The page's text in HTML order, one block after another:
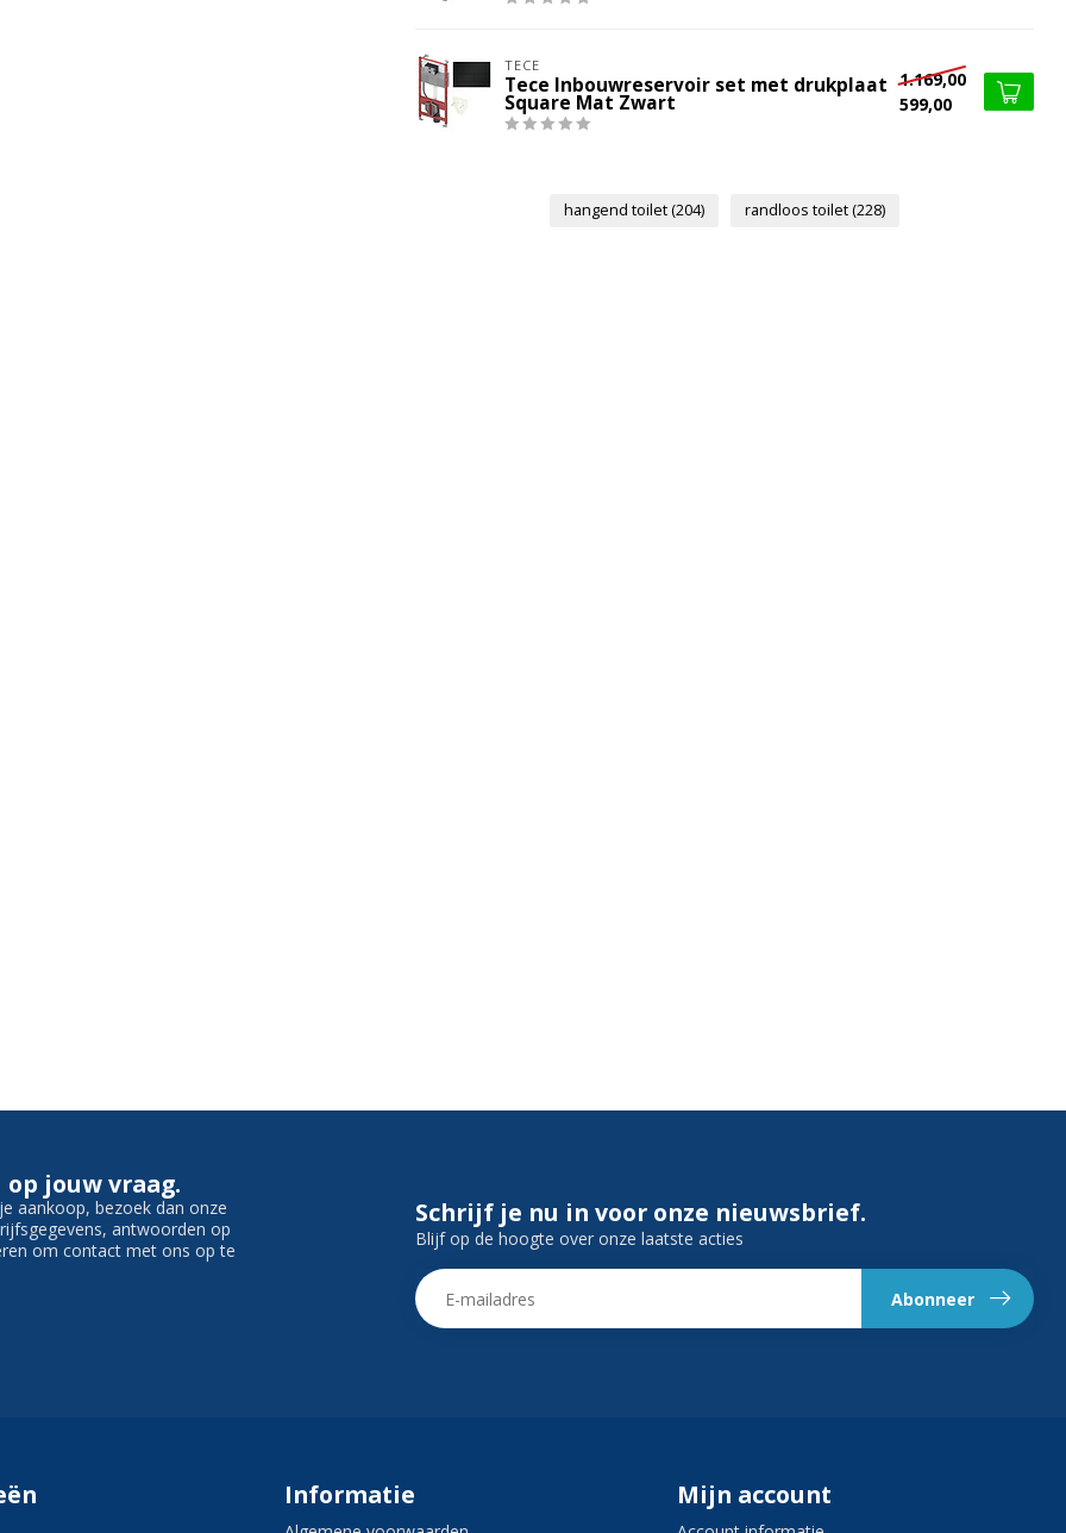
TECE
Tece Inbouwreservoir set met drukplaat
Square Mat Zwart
1.169,00
599,00
hangend toilet(204) randloos toilet(228)
jouw vraag.
aankoop, bezoek dan onze
antwoorden op
om contact met ons op te
Schrijf je nu in voor onze nieuwsbrief.
Blijf op de hoogte over onze laatste acties
Abonneer
Informatie Mijn account